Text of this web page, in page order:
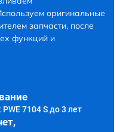
оригинальные
запчасти, после
функций и
7104 S до 3 лет